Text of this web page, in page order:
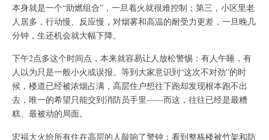
本身就是一个“助燃组合”，一旦着火就很难控制；第三，小区里老
人居多，行动慢、反应慢，对烟雾和高温的耐受力更差，一旦晚几
分钟，生还机会就大幅下降。
下午2点多这个时间点，本来就容易让人放松警惕：有人午睡，有
人以为只是一般小火或误报。等到大家意识到“这次不对劲”的时
候，楼道已经被浓烟占满，高层住户想往下跑却发现根本跑不出
去，唯一的希望只能交到消防员手里——而这，往往已经是最糟
糕、最被动的局面。
宏福大火给所有住在高层的人敲响了警钟：看到整栋楼被竹架和防